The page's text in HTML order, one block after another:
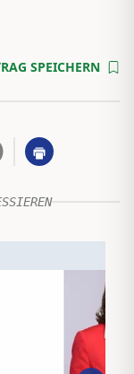
SPEICHERN